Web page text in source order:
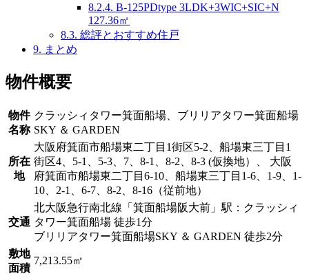
8.2.4. B-125PDtype 3LDK+3WIC+SIC+N
127.36㎡
8.3. 総評とおすすめ住戸
9. まとめ
物件概要
物件
名称
クラッシィタワー箕面船場、ブリリアタワー箕面船場
SKY ＆ GARDEN
所在
地
大阪府箕面市船場東二丁目1街区5-2、船場東三丁目1
街区4、5-1、5-3、7、8-1、8-2、8-3 (仮換地）、 大阪
府箕面市船場東二丁目6-10、船場東三丁目1-6、1-9、1-
10、2-1、6-7、8-2、8-16（従前地）
交通
北大阪急行南北線「箕面船場阪大前」駅：クラッシィ
タワー箕面船場 徒歩1分
ブリリアタワー箕面船場SKY ＆ GARDEN 徒歩2分
敷地
面積
7,213.55㎡